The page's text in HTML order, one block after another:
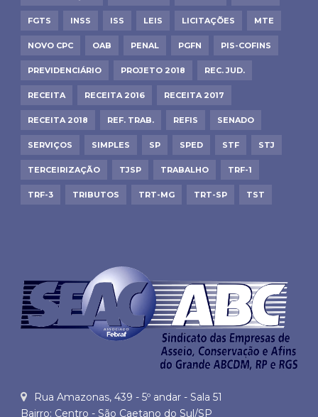
FGTS INSS ISS LEIS LICITAÇÕES MTE
NOVO CPC OAB PENAL PGFN PIS-COFINS
PREVIDENCIÁRIO PROJETO 2018 REC. JUD.
RECEITA RECEITA 2016 RECEITA 2017
RECEITA 2018 REF. TRAB. REFIS SENADO
SERVIÇOS SIMPLES SP SPED STF STJ
TERCEIRIZAÇÃO TJSP TRABALHO TRF-1
TRF-3 TRIBUTOS TRT-MG TRT-SP TST
Rua Amazonas, 439 - 5º andar - Sala 51
Bairro: Centro - São Caetano do Sul/SP